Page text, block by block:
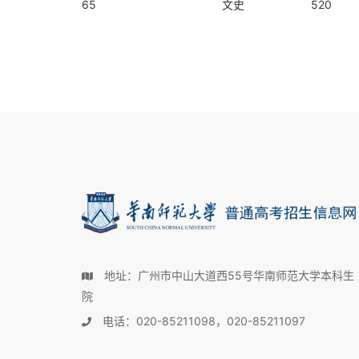
65
文史 520
地址：广州市中山大道西55号华南师范大学本科生
院
电话：020-85211098，020-85211097